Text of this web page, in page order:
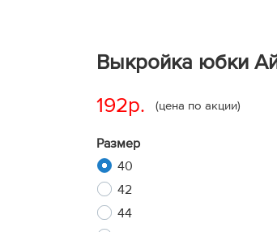
Выкройка юбки
192р. (цена по акции)
Размер
40
42
44